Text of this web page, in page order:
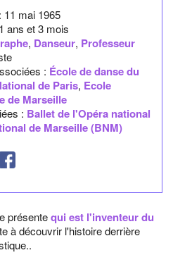
11 mai 1965
ans et 3 mois
, Danseur, Professeur
: École de danse du
de Paris, Ecole
de Marseille
: Ballet de l'Opéra national
de Marseille (BNM)
présentequi est l'inventeur du
à découvrir l'histoire derrière